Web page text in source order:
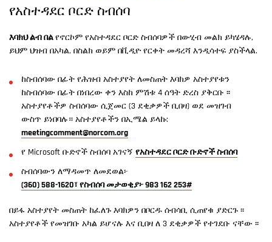
የአስተዳደር ቦርድ ስብሰባ
እባክህ ልብ በል የኖርኮም የአስተዳደር ቦርድ ስብሰባዎች በውሂብ መልክ ይካሄዳሉ,
ይህም ህዝብ በአካል, በስልክ ወይም በቪዲዮ የርቀት መዳረሻ እንዲሳተፍ ያስችላል.
ከስብሰባው በፊት የሕዝብ አስተያየት ለመስጠት እባክዎ አስተያየቱን
ከስብሰባው በፊት በነበረው ቀን እስከ ምሽቱ 4 ሰዓት ድረስ ያቅርቡ ፡፡
አስተያየቶችዎ ስብሰባው ሲጀመር (3 ደቂቃዎች ቢበዛ) ወደ መዝገብ
ውስጥ ይነበባሉ። አስተያየቶችን በኢሜል ይላኩ:
meetingcomment@norcom.org
የ Microsoft ቡድኖች ስብሰባ አገናኝ የአስተዳደር ቦርድ ቡድኖች ስብሰባ
ስብሰባውን ለማዳመጥ ለመደወል፦
(360) 588-1620፣ የስብሰባ መታወቂያ፦ 983 162 253#
በይፋ አስተያየት መስጠት ከፈለጉ እባክዎን በቦርዱ ሰብሳቢ ሲጠየቁ ያድርጉ ፡፡
አስተያየቶች የመዝገቡ አካል ይሆናሉ እና ቢበዛ ለ 3 ደቂቃዎች የተገደቡ ናቸው ፡፡